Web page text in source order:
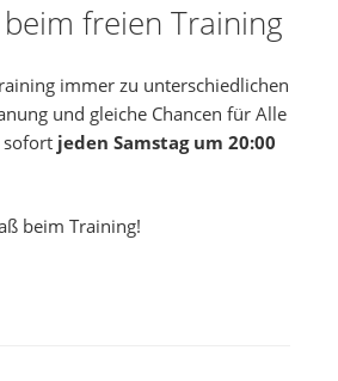
freien Training
immer zu unterschiedlichen
und gleiche Chancen für Alle
sofort jeden Samstag um 20:00
beim Training!